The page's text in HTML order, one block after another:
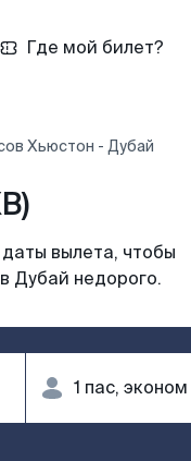
Где мой билет?
Хьюстон - Дубай
вылета, чтобы
Дубай недорого.